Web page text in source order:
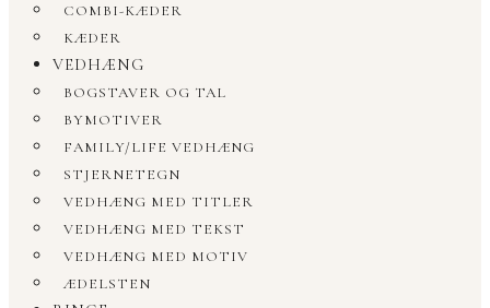
COMBI-KÆDER
KÆDER
VEDHÆNG
BOGSTAVER OG TAL
BYMOTIVER
FAMILY/LIFE VEDHÆNG
STJERNETEGN
VEDHÆNG MED TITLER
VEDHÆNG MED TEKST
VEDHÆNG MED MOTIV
ÆDELSTEN